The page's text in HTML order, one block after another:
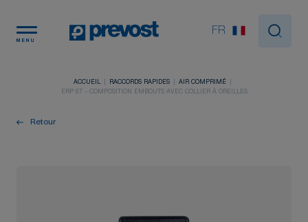
MENU
FR
ACCUEIL RACCORDS RAPIDES
AIR COMPRIMÉ
ERP 07 - COMPOSITION EMBOUTS AVEC COLLIER À OREILLES
Retour